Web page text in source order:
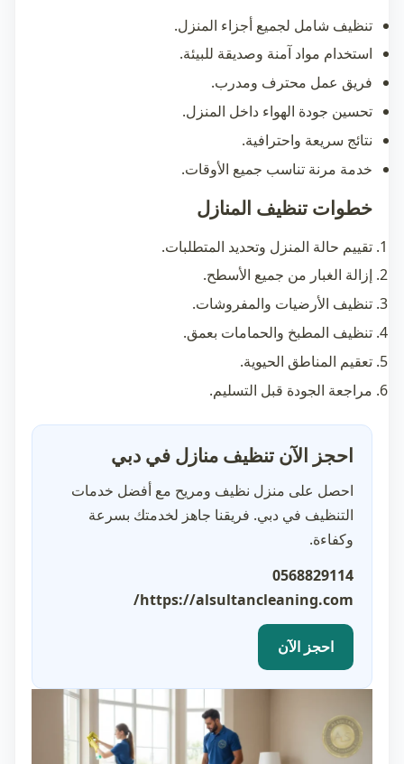
تنظيف شامل لجميع أجزاء المنزل.
استخدام مواد آمنة وصديقة للبيئة.
فريق عمل محترف ومدرب.
تحسين جودة الهواء داخل المنزل.
نتائج سريعة واحترافية.
خدمة مرنة تناسب جميع الأوقات.
خطوات تنظيف المنازل
تقييم حالة المنزل وتحديد المتطلبات.
إزالة الغبار من جميع الأسطح.
تنظيف الأرضيات والمفروشات.
تنظيف المطبخ والحمامات بعمق.
تعقيم المناطق الحيوية.
مراجعة الجودة قبل التسليم.
احجز الآن تنظيف منازل في دبي
احصل على منزل نظيف ومريح مع أفضل خدمات
التنظيف في دبي. فريقنا جاهز لخدمتك بسرعة
وكفاءة.
0568829114
https://alsultancleaning.com/
احجز الآن